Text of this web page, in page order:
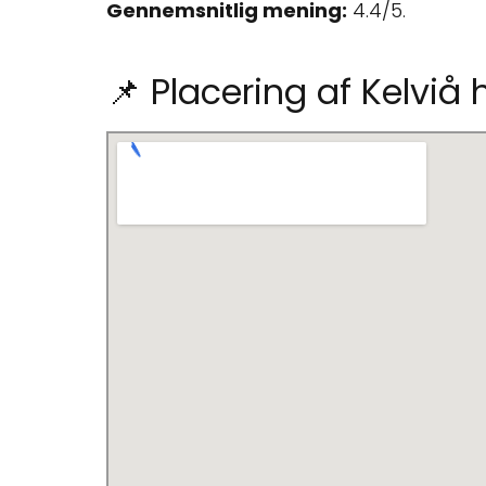
Gennemsnitlig mening: 4.4/5.
📌 Placering af Kelviå